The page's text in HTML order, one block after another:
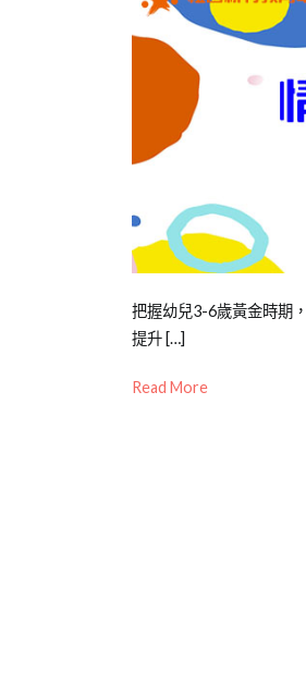
Posted
on
03-
Posted
in
幼
Tagged
大
幼
把握幼兒3-6歲黃金時期
提升 […]
Read More